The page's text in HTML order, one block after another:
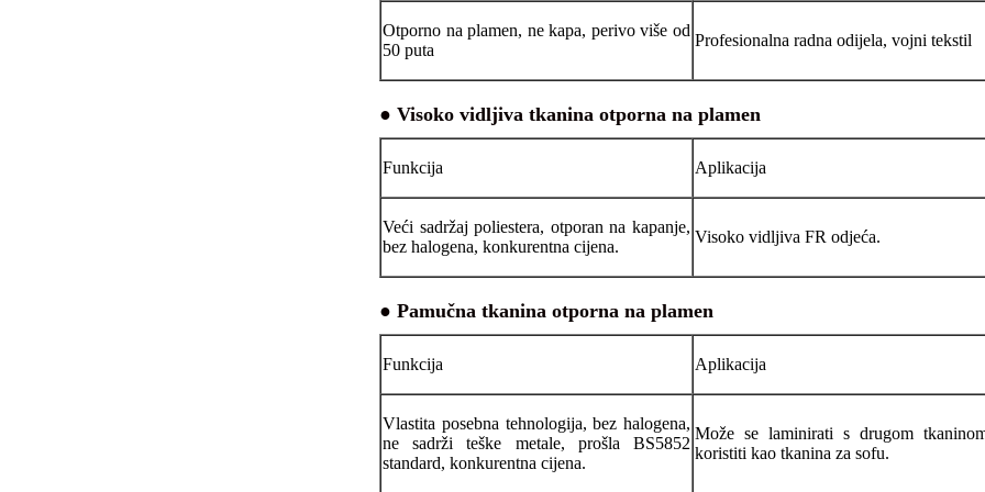
Otporno na plamen, ne kapa, perivo više od
50 puta
Profesionalna radna odijela, vojni tekstil
● Visoko vidljiva tkanina otporna na plamen
Funkcija Aplikacija
Veći sadržaj poliestera, otporan na kapanje,
bez halogena, konkurentna cijena.
Visoko vidljiva FR odjeća.
● Pamučna tkanina otporna na plamen
Funkcija Aplikacija
Vlastita posebna tehnologija, bez halogena,
ne sadrži teške metale, prošla BS5852
standard, konkurentna cijena.
Može se laminirati s drugom
koristiti kao tkanina za sofu.